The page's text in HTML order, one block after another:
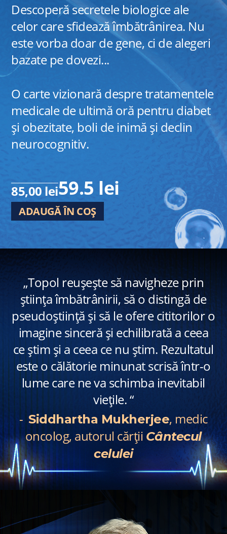
Descoperă secretele biologice ale
celor care sfidează îmbătrânirea. Nu
este vorba doar de gene, ci de alegeri
bazate pe dovezi...
O carte vizionară despre tratamentele
medicale de ultimă oră pentru diabet
și obezitate, boli de inimă și declin
neurocognitiv.
85,00 lei59.5 lei
ADAUGĂ ÎN COȘ
„Topol reușește să navigheze prin
știința îmbătrânirii, să o distingă de
pseudoștiință și să le ofere cititorilor o
imagine sinceră și echilibrată a ceea
ce știm și a ceea ce nu știm. Rezultatul
este o călătorie minunat scrisă într-o
lume care ne va schimba inevitabil
viețile. “
-Siddhartha Mukherjee, medic
oncolog, autorul cărții Cântecul
celulei